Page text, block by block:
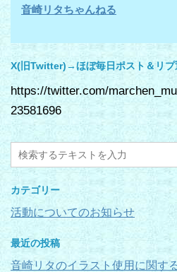
音崎リタちゃんねる
X(旧Twitter)→ほぼ毎日ポスト＆リプ
https://twitter.com/
23581696
カテゴリー
活動についてのお知らせ
最近の投稿
音崎リタのイラスト使用に関す